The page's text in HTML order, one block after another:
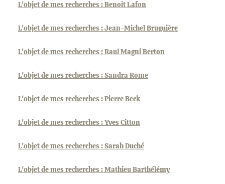
L'objet de mes recherches : Benoit Lafon
L'objet de mes recherches : Jean-Michel Bruguière
L'objet de mes recherches : Raul Magni Berton
L'objet de mes recherches : Sandra Rome
L'objet de mes recherches : Pierre Beck
L'objet de mes recherches : Yves Citton
L'objet de mes recherches : Sarah Duché
L'objet de mes recherches : Mathieu Barthélémy